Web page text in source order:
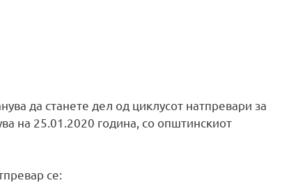
да станете дел од циклусот натпревари за
на 25.01.2020 година, со општинскиот
се: